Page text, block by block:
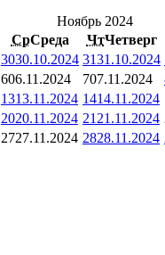
Ноябрь 2024
СрСреда ЧтЧетверг
3030.10.2024 3131.10.2024
606.11.2024 707.11.2024
1313.11.2024 1414.11.2024
2020.11.2024 21 21.11.2024
2727.11.2024 2828.11.2024